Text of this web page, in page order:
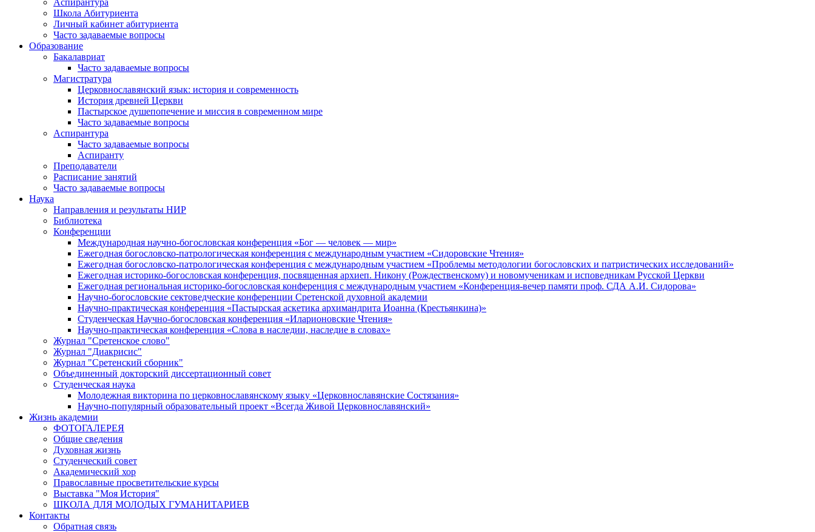
Школа Абитуриента
Личный кабинет абитуриента
Часто задаваемые вопросы
Образование
Бакалавриат
Часто задаваемые вопросы
Магистратура
Церковнославянский язык: история и современность
История древней Церкви
Пастырское душепопечение и миссия в современном мире
Часто задаваемые вопросы
Аспирантура
Часто задаваемые вопросы
Аспиранту
Преподаватели
Расписание занятий
Часто задаваемые вопросы
Наука
Направления и результаты НИР
Библиотека
Конференции
Международная научно-богословская конференция «Бог — человек — мир»
Ежегодная богословско-патрологическая конференция с международным участием «Сидоровские Чтения»
Ежегодная богословско-патрологическая конференция с международным участием «Проблемы методологии богословских и патристических исследований»
Ежегодная историко-богословская конференция, посвященная архиеп. Никону (Рождественскому) и новомученикам и исповедникам Русской Церкви
Ежегодная региональная историко-богословская конференция с международным участием «Конференция-вечер памяти проф. СДА А.И. Сидорова»
Научно-богословские сектоведческие конференции Сретенской духовной академии
Научно-практическая конференция «Пастырская аскетика архимандрита Иоанна (Крестьянкина)»
Студенческая Научно-богословская конференция «Иларионовские Чтения»
Научно-практическая конференция «Cлова в наследии, наследие в словах»
Журнал "Сретенское слово"
Журнал "Диакрисис"
Журнал "Сретенский сборник"
Объединенный докторский диссертационный совет
Студенческая наука
Молодежная викторина по церковнославянскому языку «Церковнославянские Состязания»
Научно-популярный образовательный проект «Всегда Живой Церковнославянский»
Жизнь академии
ФОТОГАЛЕРЕЯ
Общие сведения
Духовная жизнь
Студенческий совет
Академический хор
Православные просветительские курсы
Выставка "Моя История"
ШКОЛА ДЛЯ МОЛОДЫХ ГУМАНИТАРИЕВ
Контакты
Обратная связь